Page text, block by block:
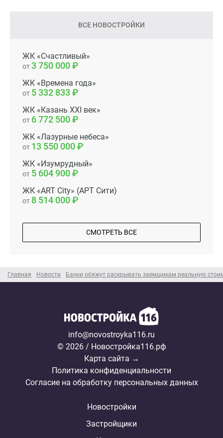
Главная Новости Банки обяжут раскрывать заемщикам реальную
ВСЕ НОВОСТРОЙКИ
ЖК «Счастливый»
от3 750 000
ЖК «Времена года»
от 5 332 833
ЖК «Казань XXI век»
от 6 772 500
ЖК «Лазурные небеса»
от 13 550 000
ЖК «Изумрудный»
от 5 604 900
ЖК «ART City» (АРТ Сити)
от 8 514 000
СМОТРЕТЬ ВСЕ
info@novostroyka116.ru
© 2026 / Новостройка116.рф
Карта сайта →
Политика конфиденциальности
Согласие на обработку персональных данных
Новостройки
Застройщики